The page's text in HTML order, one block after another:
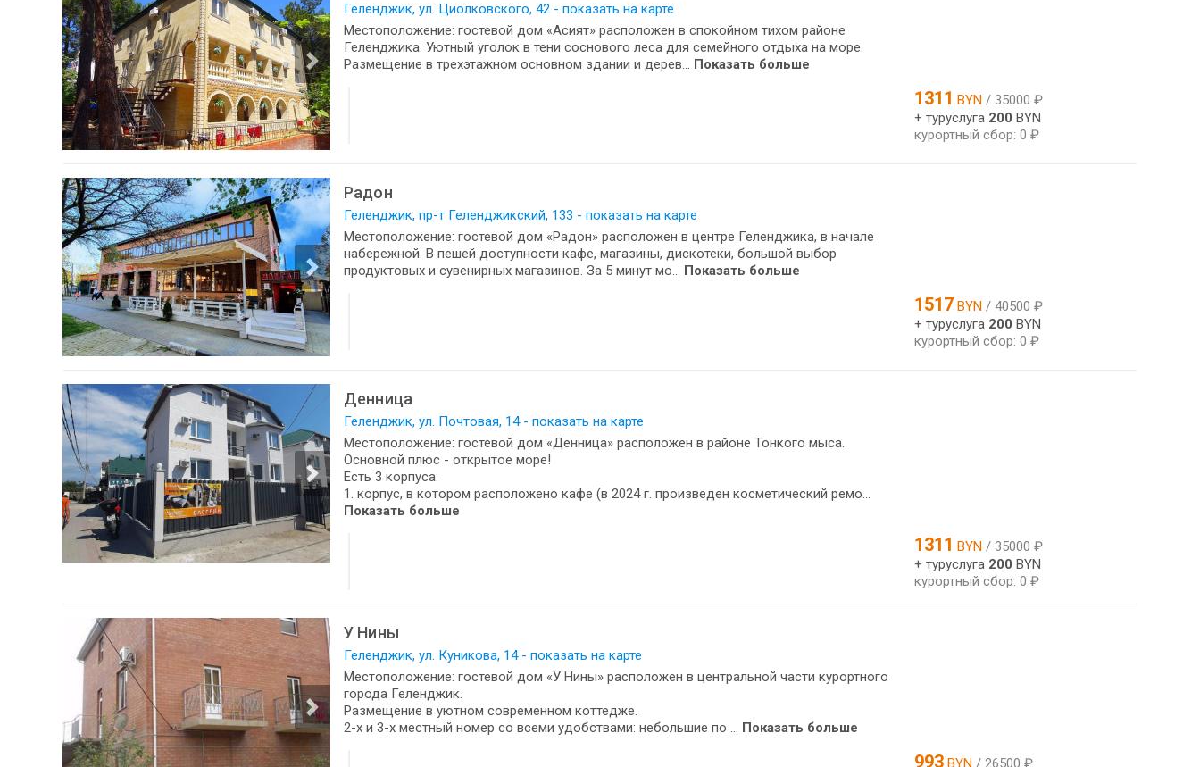
Геленджик, ул. Циолковского, 42 - показать на карте
Местоположение: гостевой дом «Асият» расположен в спокойном тихом районе
Геленджика. Уютный уголок в тени соснового леса для семейного отдыха на море.
Размещение в трехэтажном основном здании и дерев... Показать больше
1311 BYN / 35000 ₽
+ туруслуга 200 BYN
курортный сбор: 0 ₽
Радон
Геленджик, пр-т Геленджикский, 133 - показать на карте
Местоположение: гостевой дом «Радон» расположен в центре Геленджика, в начале
набережной. В пешей доступности кафе, магазины, дискотеки, большой выбор
продуктовых и сувенирных магазинов. За 5 минут мо... Показать больше
1517 BYN / 40500 ₽
+ туруслуга 200 BYN
курортный сбор: 0 ₽
Денница
Геленджик, ул. Почтовая, 14 - показать на карте
Местоположение: гостевой дом «Денница» расположен в районе Тонкого мыса.
Основной плюс - открытое море!
Есть 3 корпуса:
1. корпус, в котором расположено кафе (в 2024 г. произведен косметический ремо...
Показать больше
1311 BYN / 35000 ₽
+ туруслуга 200 BYN
курортный сбор: 0 ₽
У Нины
Геленджик, ул. Куникова, 14 - показать на карте
Местоположение: гостевой дом «У Нины» расположен в центральной части курортного
города Геленджик.
Размещение в уютном современном коттедже.
2-х и 3-х местный номер со всеми удобствами: небольшие по ... Показать больше
993 BYN / 26500 ₽